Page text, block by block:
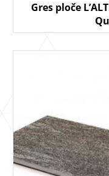
Gres ploče